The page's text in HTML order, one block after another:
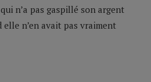
n’a pas gaspillé son argent
elle n’en avait pas vraiment